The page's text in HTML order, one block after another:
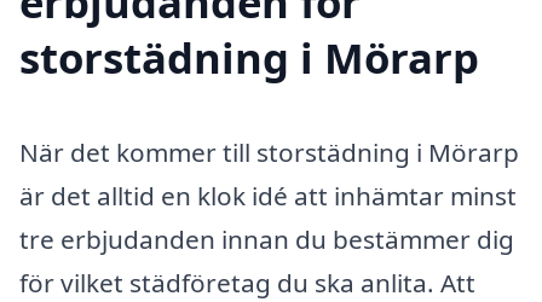
storstädning i Mörarp
När det kommer till storstädning i Mörarp
är det alltid en klok idé att inhämtar minst
tre erbjudanden innan du bestämmer dig
för vilket städföretag du ska anlita. Att